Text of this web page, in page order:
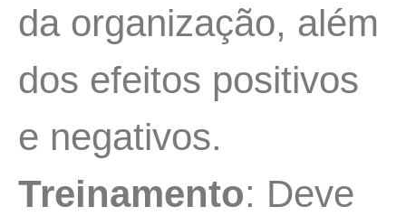
da organização, além
dos efeitos positivos
e negativos.
Treinamento: Deve